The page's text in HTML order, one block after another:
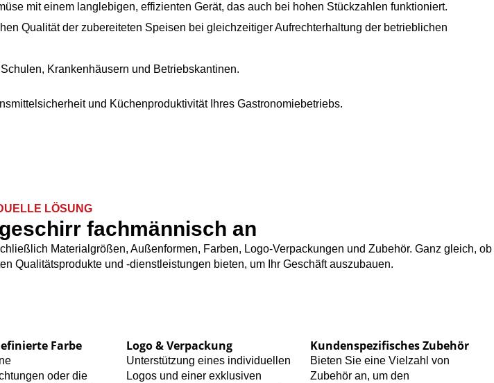
mit einem langlebigen, effizienten Gerät, das auch bei hohen Stückzahlen funktioniert.
Qualität der zubereiteten Speisen bei gleichzeitiger Aufrechterhaltung der betrieblichen
Krankenhäusern und Betriebskantinen.
und Küchenproduktivität Ihres Gastronomiebetriebs.
LÖSUNG
fachmännisch an
Materialgrößen, Außenformen, Farben, Logo-Verpackungen und Zubehör. Ganz gleich, ob
Qualitätsprodukte und -dienstleistungen bieten, um Ihr Geschäft auszubauen.
Farbe
oder die
Logo & Verpackung
Unterstützung eines individuellen
Logos und einer exklusiven
Kundenspezifisches Zubehör
Bieten Sie eine Vielzahl von
Zubehör an, um den